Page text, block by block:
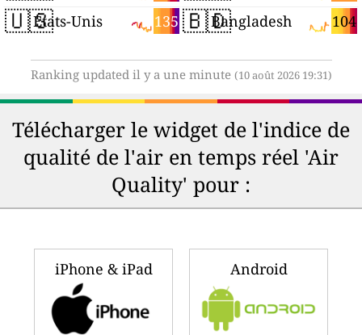
🇺🇸 135
États-Unis 🇧🇩 104
Bangladesh
Ranking updated il y a une minute (10 août 2026 19:31)
Télécharger le widget de l'indice de
qualité de l'air en temps réel 'Air
Quality' pour :
iPhone & iPad Android